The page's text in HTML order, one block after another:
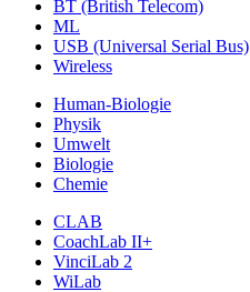
BT (British Telecom)
ML
USB (Universal Serial Bus)
Wireless
Human-Biologie
Physik
Umwelt
Biologie
Chemie
CLAB
CoachLab II+
VinciLab 2
WiLab